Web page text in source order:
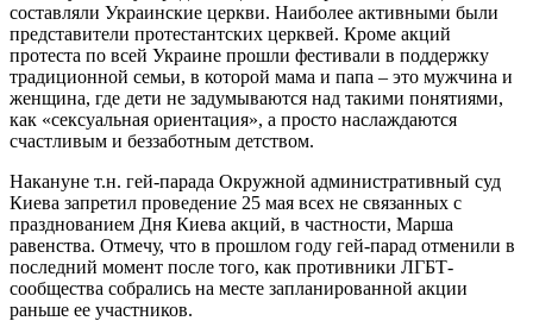
составляли Украинские церкви. Наиболее активными были
представители протестантских церквей. Кроме акций
протеста по всей Украине прошли фестивали в поддержку
традиционной семьи, в которой мама и папа – это мужчина и
женщина, где дети не задумываются над такими понятиями,
как «сексуальная ориентация», а просто наслаждаются
счастливым и беззаботным детством.
Накануне т.н. гей-парада Окружной административный суд
Киева запретил проведение 25 мая всех не связанных с
празднованием Дня Киева акций, в частности, Марша
равенства. Отмечу, что в прошлом году гей-парад отменили в
последний момент после того, как противники ЛГБТ-
сообщества собрались на месте запланированной акции
раньше ее участников.